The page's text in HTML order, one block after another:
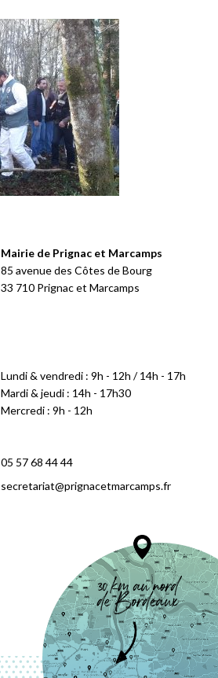
Mairie de Prignac et Marcamps
85 avenue des Côtes de Bourg
33 710 Prignac et Marcamps
Lundi & vendredi : 9h - 12h / 14h - 17h
Mardi & jeudi : 14h - 17h30
Mercredi : 9h - 12h
05 57 68 44 44
secretariat@prignacetmarcamps.fr